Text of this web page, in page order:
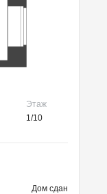
Этаж
1/10
Дом сдан